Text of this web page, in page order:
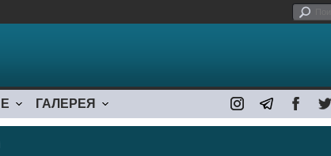
ГАЛЕРЕЯ